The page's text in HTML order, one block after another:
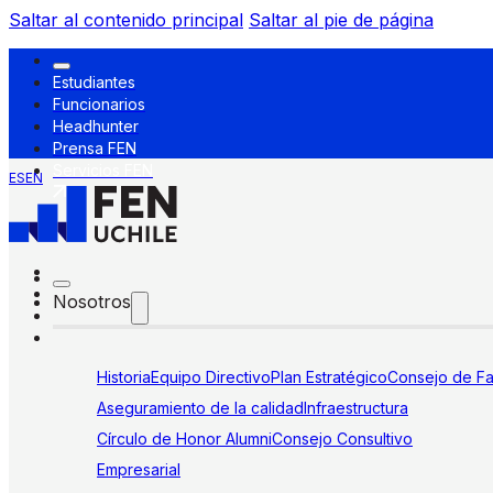
Saltar al contenido principal Saltar al pie de página
Estudiantes
Funcionarios
Headhunter
Prensa FEN
ESEN
Nosotros
HistoriaEquipo DirectivoPlan EstratégicoConsejo de
Aseguramiento de la calidadInfraestructura
Círculo de Honor AlumniConsejo Consultivo
Empresarial